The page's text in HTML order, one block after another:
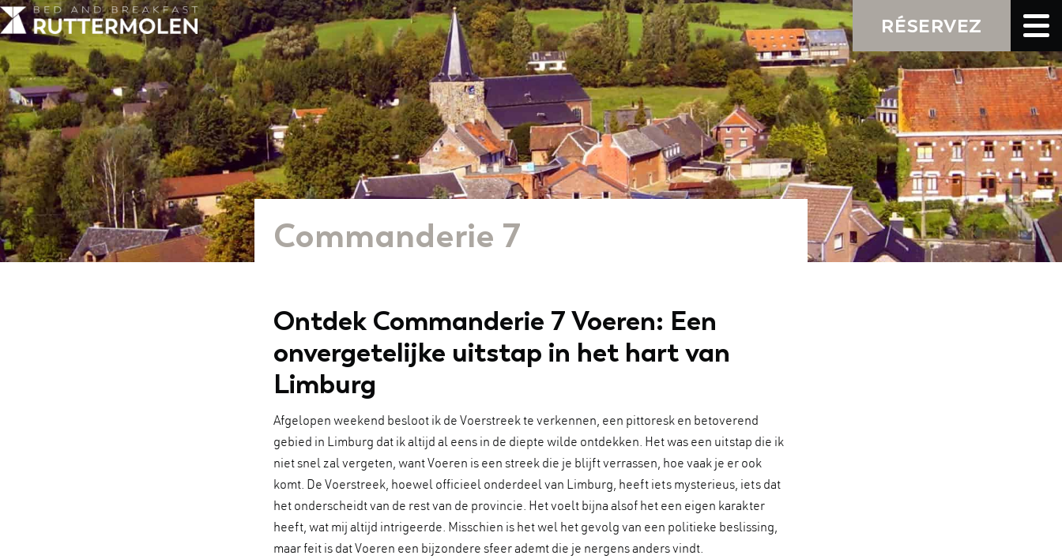
RÉSERVEZ
Commanderie 7
Ontdek Commanderie 7 Voeren: Een
onvergetelijke uitstap in het hart van
Limburg
Afgelopen weekend besloot ik de Voerstreek te verkennen, een pittoresk en betoverend
gebied in Limburg dat ik altijd al eens in de diepte wilde ontdekken. Het was een uitstap die ik
niet snel zal vergeten, want Voeren is een streek die je blijft verrassen, hoe vaak je er ook
komt. De Voerstreek, hoewel officieel onderdeel van Limburg, heeft iets mysterieus, iets dat
het onderscheidt van de rest van de provincie. Het voelt bijna alsof het een eigen karakter
heeft, wat mij altijd intrigeerde. Misschien is het wel het gevolg van een politieke beslissing,
maar feit is dat Voeren een bijzondere sfeer ademt die je nergens anders vindt.